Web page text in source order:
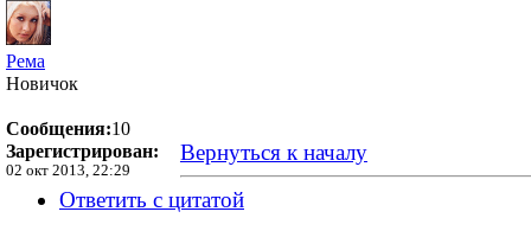
Рема
Новичок
Сообщения:10
Зарегистрирован:
02 окт 2013, 22:29
Вернуться к началу
Ответить с цитатой